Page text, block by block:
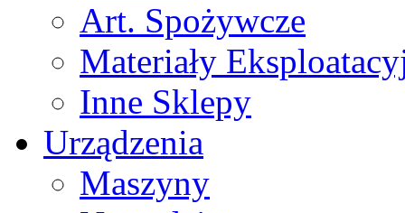
Art. Spożywcze
Materiały
Inne Sklepy
Urządzenia
Maszyny